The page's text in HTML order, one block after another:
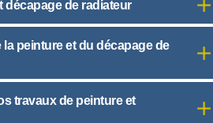
décapage de radiateur
peinture et du décapage de
travaux de peinture et